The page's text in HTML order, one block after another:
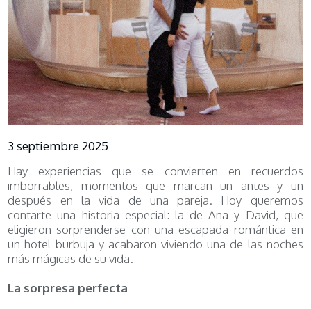
3 septiembre 2025
Hay experiencias que se convierten en recuerdos
imborrables, momentos que marcan un antes y un
después en la vida de una pareja. Hoy queremos
contarte una historia especial: la de Ana y David, que
eligieron sorprenderse con una escapada romántica en
un hotel burbuja y acabaron viviendo una de las noches
más mágicas de su vida.
La sorpresa perfecta